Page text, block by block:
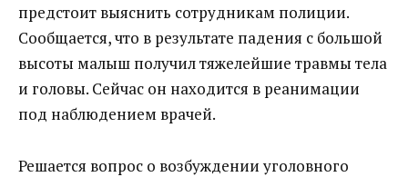
предстоит выяснить сотрудникам полиции.
Сообщается, что в результате падения с большой
высоты малыш получил тяжелейшие травмы тела
и головы. Сейчас он находится в реанимации
под наблюдением врачей.
Решается вопрос о возбуждении уголовного